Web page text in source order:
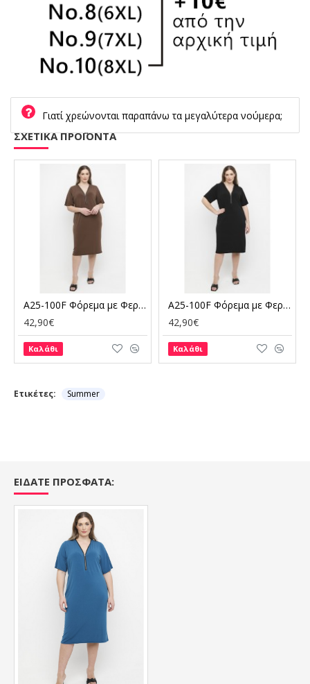
Γιατί χρεώνονται παραπάνω τα μεγαλύτερα νούμερα;
ΣΧΕΤΙΚΑ ΠΡΟΪΟΝΤΑ
A25-100F Φόρεμα με Φερμουάρ - Καφέ
42,90€
Καλάθι
A25-100F Φόρεμα με Φερμουάρ - Μαύρο
42,90€
Καλάθι
Ετικέτες: Summer
ΕΙΔΑΤΕ ΠΡΟΣΦΑΤΑ: